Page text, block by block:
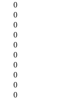
0
0
0
0
0
0
0
0
0
0